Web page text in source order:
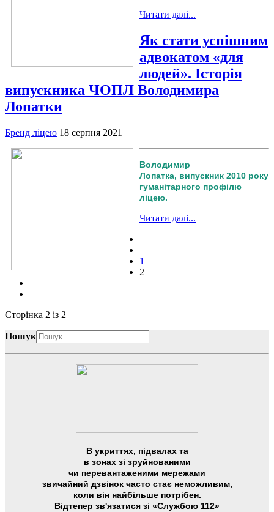
Читати далі...
Як стати успішним
адвокатом «для
людей». Історія
випускника ЧОПЛ Володимира
Лопатки
Бренд ліцею 18 серпня 2021
Володимир
Лопатка, випускник 2010 року
гуманітарного профілю
ліцею.
Читати далі...
1
2
Сторінка 2 із 2
Пошук
В укриттях, підвалах та
в зонах зі зруйнованими
чи перевантаженими мережами
звичайний дзвінок часто стає неможливим,
коли він найбільше потрібен.
Відтепер зв'язатися зі «Службою 112»